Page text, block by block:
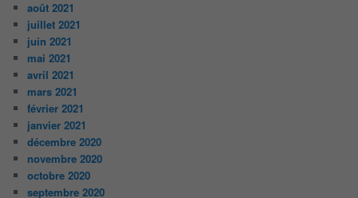
août 2021
juillet 2021
juin 2021
mai 2021
avril 2021
mars 2021
février 2021
janvier 2021
décembre 2020
novembre 2020
octobre 2020
septembre 2020